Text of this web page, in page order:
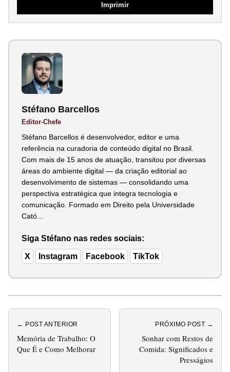
Imprimir
Stéfano Barcellos
Editor-Chefe
Stéfano Barcellos é desenvolvedor, editor e uma
referência na curadoria de conteúdo digital no Brasil.
Com mais de 15 anos de atuação, transitou por diversas
áreas do ambiente digital — da criação editorial ao
desenvolvimento de sistemas — consolidando uma
perspectiva estratégica que integra tecnologia e
comunicação. Formado em Direito pela Universidade
Cató...
Siga Stéfano nas redes sociais:
X Instagram Facebook TikTok
← POST ANTERIOR
Memória de Trabalho: O
Que É e Como Melhorar
PRÓXIMO POST →
Sonhar com Restos de
Comida: Significados e
Presságios